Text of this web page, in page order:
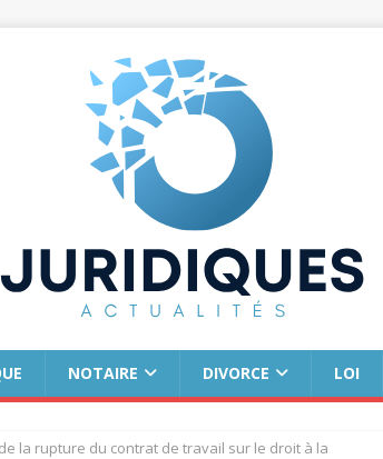
NOTAIRE DIVORCE LOI
la rupture du contrat de travail sur le droit à la